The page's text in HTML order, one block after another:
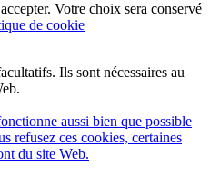
Votre choix sera conservé
de cookie
Ils sont nécessaires au
aussi bien que possible
refusez ces cookies, certaines
du site Web.